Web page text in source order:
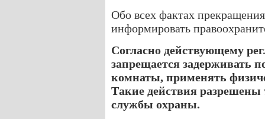
Обо всех фактах
информировать
Согласно действующему
запрещается задерживать
комнаты, применять
Такие действия разрешены
службы охраны.